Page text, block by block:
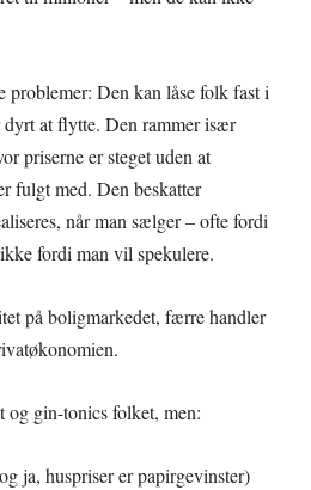
problemer: Den kan låse folk fast i
at flytte. Den rammer især
priserne er steget uden at
fulgt med. Den beskatter
når man sælger – ofte fordi
fordi man vil spekulere.
på boligmarkedet, færre handler
gin-tonics folket, men:
ja, huspriser er papirgevinster)